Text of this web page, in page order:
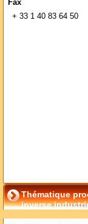
Fax
+ 33 1 40 83 64 50
Thématique
inverse